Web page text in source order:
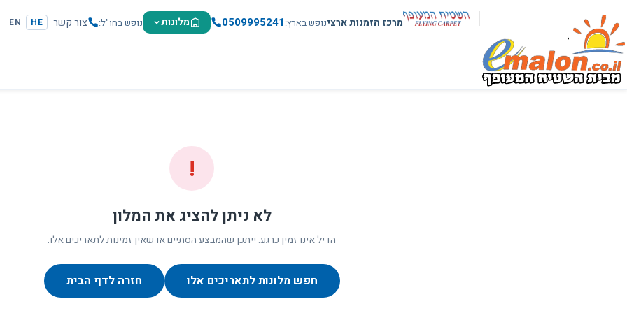
מרכז הזמנות ארצינופש בארץ 0509995241 מלונות נופש בחו"ל צור קשר HE
EN
!
לא ניתן להציג את המלון
הדיל אינו זמין כרגע. ייתכן שהמבצע הסתיים או שאין זמינות לתאריכים אלו.
חפש מלונות לתאריכים אלו חזרה לדף הבית